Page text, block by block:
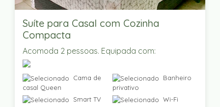
Suíte para Casal com Cozinha
Compacta
Acomoda 2 pessoas. Equipada com:
Cama de
casal Queen
Banheiro
privativo
Smart TV
Wi-Fi